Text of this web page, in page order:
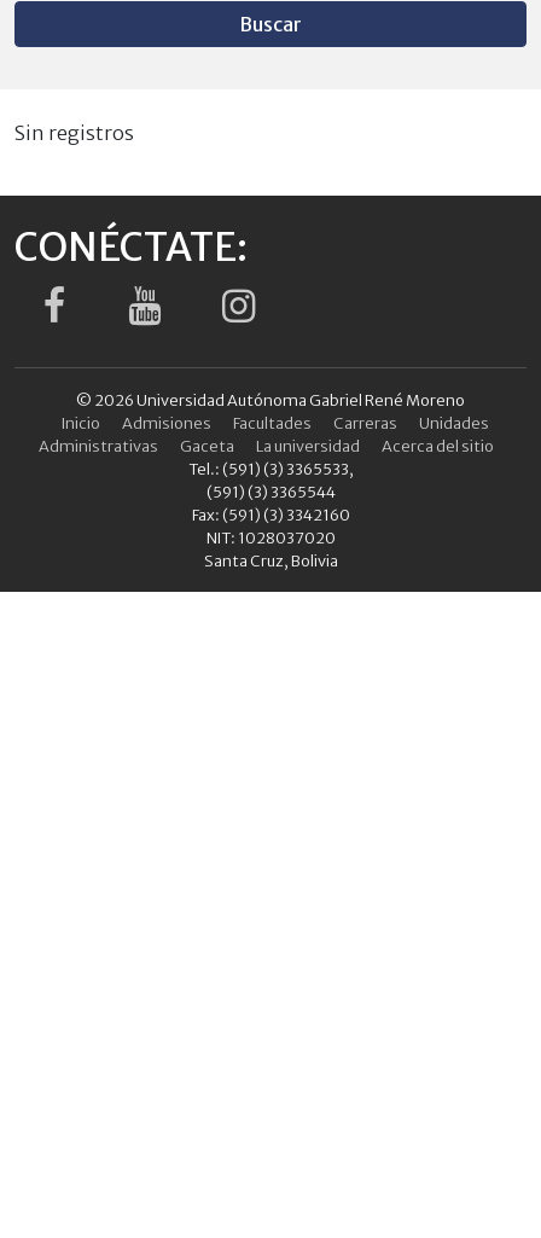
Buscar
Sin registros
CONÉCTATE:
© 2026 Universidad Autónoma Gabriel René Moreno
Inicio
Admisiones Facultades Carreras
Unidades
Administrativas
Gaceta La universidad
Acerca del sitio
Tel.: (591) (3) 3365533,
(591) (3) 3365544
Fax: (591) (3) 3342160
NIT: 1028037020
Santa Cruz, Bolivia